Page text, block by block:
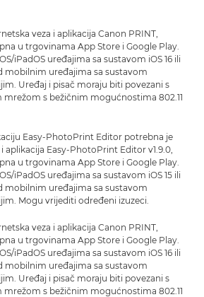
veza i aplikacija Canon PRINT,
u trgovinama App Store i Google Play.
iPadOS uređajima sa sustavom iOS 16 ili
mobilnim uređajima sa sustavom
Uređaj i pisač moraju biti povezani s
s bežičnim mogućnostima 802.11
Easy-PhotoPrint Editor potrebna je
aplikacija Easy-PhotoPrint Editor v1.9.0,
u trgovinama App Store i Google Play.
iPadOS uređajima sa sustavom iOS 15 ili
mobilnim uređajima sa sustavom
Mogu vrijediti određeni izuzeci.
veza i aplikacija Canon PRINT,
u trgovinama App Store i Google Play.
iPadOS uređajima sa sustavom iOS 16 ili
mobilnim uređajima sa sustavom
Uređaj i pisač moraju biti povezani s
s bežičnim mogućnostima 802.11